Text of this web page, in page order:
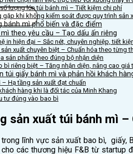
lượng lớn túi bánh mì – Tiết kiệm chi phí
gặp khi không kiểm soát được quy trình sản
bánh mì phổ biến và đặc điểm
theo yêu cầu – Tạo dấu ấn riêng
in hiện đại – Sắc nét, chuyên nghiệp, tiết
sản xuất chuyên biệt – Chuẩn hóa theo từng
sản phẩm theo đúng bộ nhận diện
bì riêng biệt – Tăng nhận diện, nâng cao giá
túi giấy bánh mì và phản hồi khách
– Hạ tầng sản xuất đạt chuẩn
hàng khi là đối tác của Minh Khang
tư đúng vào bao bì
sản xuất túi bánh mì
trong lĩnh vực sản xuất bao bì,
các thương hiệu F&B từ startup